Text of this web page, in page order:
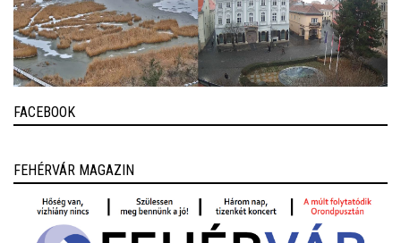
FACEBOOK
FEHÉRVÁR MAGAZIN